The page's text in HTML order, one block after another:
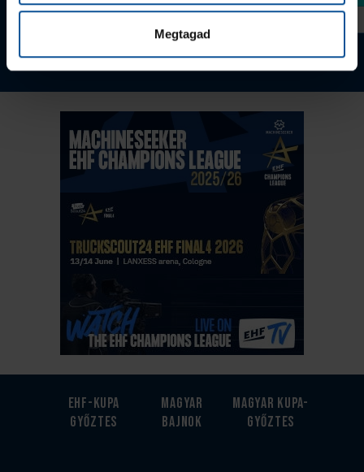
Megtagad
Tovább a webshopra
EHF-Kupa
győztes
Magyar
bajnok
Magyar kupa-
győztes